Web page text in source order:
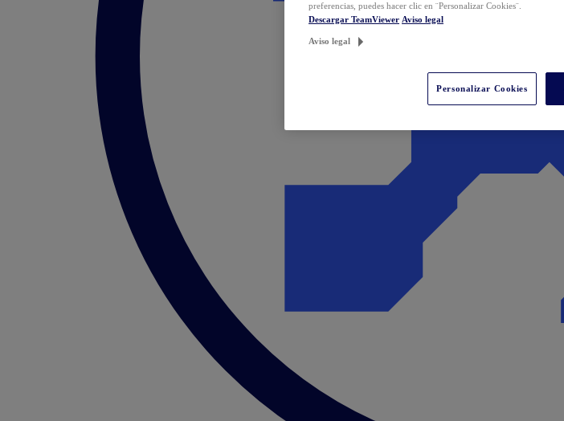
preferencias, puedes hacer clic en ¨Personalizar Cookies¨.
Descargar TeamViewer Aviso legal
Aviso legal
Personalizar Cookies